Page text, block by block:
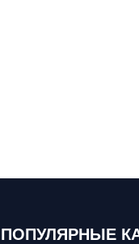
ПОПУЛЯРНЫЕ